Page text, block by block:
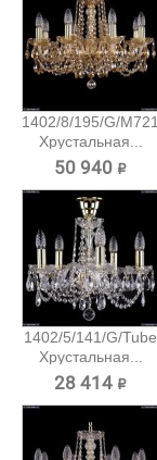
1402/8/195/G/M721
Хрустальная...
50 940 ₽
1402/5/141/G/Tube
Хрустальная...
28 414 ₽